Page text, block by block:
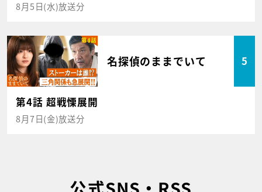
8月5日(水)放送分
名探偵のままでいて 5
第4話 超戦慄展開
8月7日(金)放送分